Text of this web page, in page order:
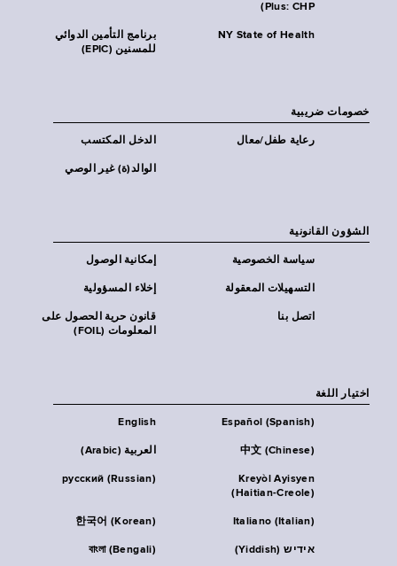
Plus: CHP)
برنامج التأمين الدوائي
للمسنين (EPIC)
NY State of Health
خصومات ضريبية
الدخل المكتسب رعاية طفل/معال
الوالد(ة) غير الوصي
الشؤون القانونية
إمكانية الوصول سياسة الخصوصية
إخلاء المسؤولية التسهيلات المعقولة
قانون حرية الحصول على
المعلومات (FOIL)
اتصل بنا
اختيار اللغة
English Español (Spanish)
العربية (Arabic) 中文 (Chinese)
русский (Russian)
Kreyòl Ayisyen
(Haitian-Creole)
한국어 (Korean) Italiano (Italian)
বাংলা (Bengali) אידיש (Yiddish)